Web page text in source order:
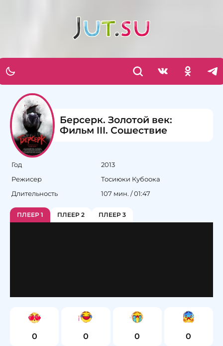
Берсерк. Золотой век:
Фильм III. Сошествие
Год
2013
Режисер
Тосиюки Кубоока
Длительность
107 мин. / 01:47
ПЛЕЕР 1 ПЛЕЕР 2 ПЛЕЕР 3
0 0 0 0